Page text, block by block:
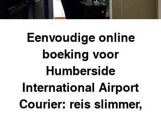
Eenvoudige online
boeking voor
Humberside
International Airport
Courier: reis slimmer,